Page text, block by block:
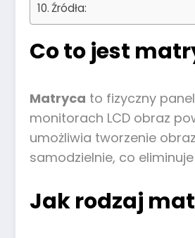
Źródła:
Co to jest
Matryca to fizyczny
monitorach LCD obraz
umożliwia tworzenie
samodzielnie, co
Jak rodzaj